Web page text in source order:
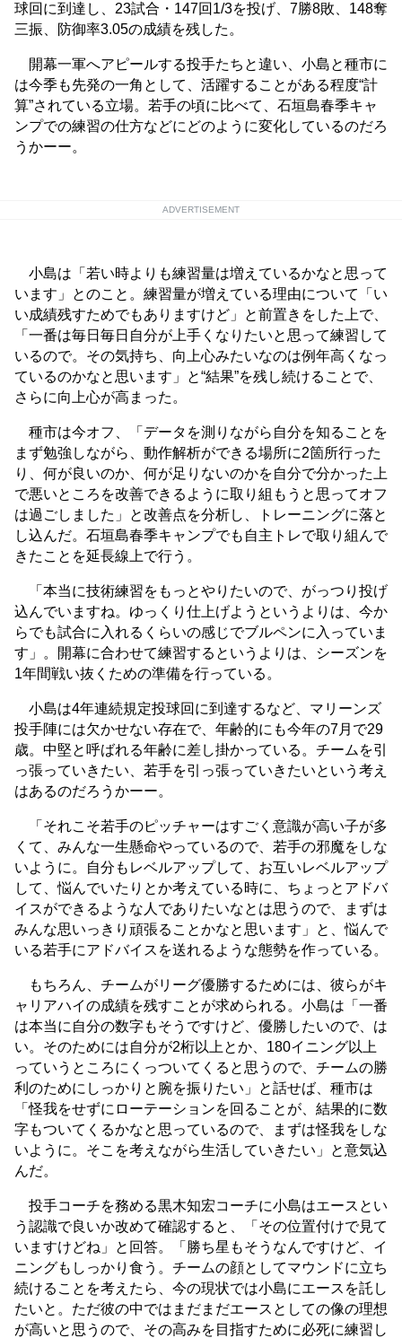
球回に到達し、23試合・147回1/3を投げ、7勝8敗、148奪
三振、防御率3.05の成績を残した。
開幕一軍へアピールする投手たちと違い、小島と種市に
は今季も先発の一角として、活躍することがある程度“計
算”されている立場。若手の頃に比べて、石垣島春季キャ
ンプでの練習の仕方などにどのように変化しているのだろ
うかーー。
ADVERTISEMENT
小島は「若い時よりも練習量は増えているかなと思って
います」とのこと。練習量が増えている理由について「い
い成績残すためでもありますけど」と前置きをした上で、
「一番は毎日毎日自分が上手くなりたいと思って練習して
いるので。その気持ち、向上心みたいなのは例年高くなっ
ているのかなと思います」と“結果”を残し続けることで、
さらに向上心が高まった。
種市は今オフ、「データを測りながら自分を知ることを
まず勉強しながら、動作解析ができる場所に2箇所行った
り、何が良いのか、何が足りないのかを自分で分かった上
で悪いところを改善できるように取り組もうと思ってオフ
は過ごしました」と改善点を分析し、トレーニングに落と
し込んだ。石垣島春季キャンプでも自主トレで取り組んで
きたことを延長線上で行う。
「本当に技術練習をもっとやりたいので、がっつり投げ
込んでいますね。ゆっくり仕上げようというよりは、今か
らでも試合に入れるくらいの感じでブルペンに入っていま
す」。開幕に合わせて練習するというよりは、シーズンを
1年間戦い抜くための準備を行っている。
小島は4年連続規定投球回に到達するなど、マリーンズ
投手陣には欠かせない存在で、年齢的にも今年の7月で29
歳。中堅と呼ばれる年齢に差し掛かっている。チームを引
っ張っていきたい、若手を引っ張っていきたいという考え
はあるのだろうかーー。
「それこそ若手のピッチャーはすごく意識が高い子が多
くて、みんな一生懸命やっているので、若手の邪魔をしな
いように。自分もレベルアップして、お互いレベルアップ
して、悩んでいたりとか考えている時に、ちょっとアドバ
イスができるような人でありたいなとは思うので、まずは
みんな思いっきり頑張ることかなと思います」と、悩んで
いる若手にアドバイスを送れるような態勢を作っている。
もちろん、チームがリーグ優勝するためには、彼らがキ
ャリアハイの成績を残すことが求められる。小島は「一番
は本当に自分の数字もそうですけど、優勝したいので、は
い。そのためには自分が2桁以上とか、180イニング以上
っていうところにくっついてくると思うので、チームの勝
利のためにしっかりと腕を振りたい」と話せば、種市は
「怪我をせずにローテーションを回ることが、結果的に数
字もついてくるかなと思っているので、まずは怪我をしな
いように。そこを考えながら生活していきたい」と意気込
んだ。
投手コーチを務める黒木知宏コーチに小島はエースとい
う認識で良いか改めて確認すると、「その位置付けで見て
いますけどね」と回答。「勝ち星もそうなんですけど、イ
ニングもしっかり食う。チームの顔としてマウンドに立ち
続けることを考えたら、今の現状では小島にエースを託し
たいと。ただ彼の中ではまだまだエースとしての像の理想
が高いと思うので、その高みを目指すために必死に練習し